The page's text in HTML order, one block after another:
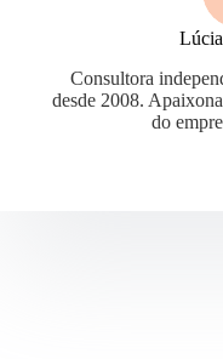
Consultora
desde 2008.
do